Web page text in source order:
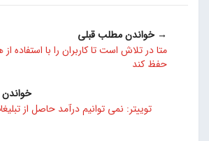
→ خواندن مطلب قبلی
متا در تلاش است تا کاربران را با
حفظ کند
توییتر: نمی توانیم درآمد حاصل از